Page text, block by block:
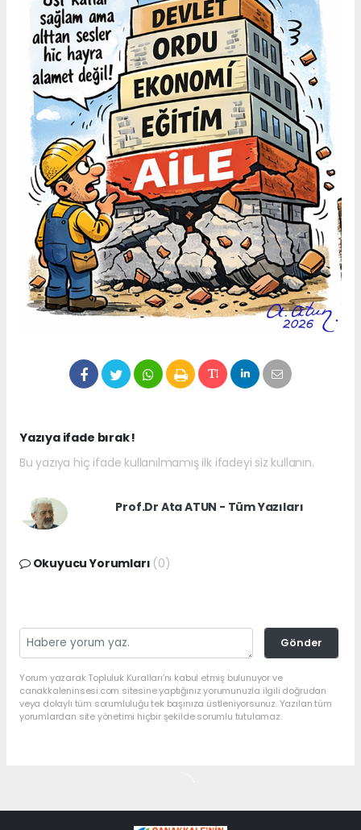
Yazıya ifade bırak !
Bu yazıya hiç ifade kullanılmamış ilk ifadeyi siz kullanın.
Prof.Dr Ata ATUN - Tüm Yazıları
Okuyucu Yorumları (0)
Gönder
Yorum yazarak Topluluk Kuralları’nı kabul etmiş bulunuyor ve
canakkaleninsesi.com sitesine yaptığınız yorumunuzla ilgili doğrudan
veya dolaylı tüm sorumluluğu tek başınıza üstleniyorsunuz. Yazılan tüm
yorumlardan site yönetimi hiçbir şekilde sorumlu tutulamaz.